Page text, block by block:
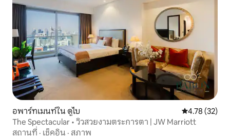
อพาร์ทเมนท์ใน ดูไบ คะแนนเฉลี่ย
4.78 (32)
The Spectacular • วิวสวยงามตระการตา | JW Marriott
สถานที่ · เช็คอิน · สภาพ